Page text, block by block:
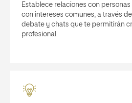
Establece relaciones con
con intereses comunes, a través
debate y chats que te permitirán
profesional.